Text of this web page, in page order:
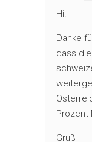
Hi!
Danke
dass
Prozent
Gruß